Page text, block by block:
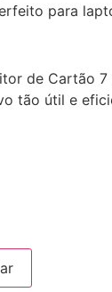
para
de Cartão
tão útil e